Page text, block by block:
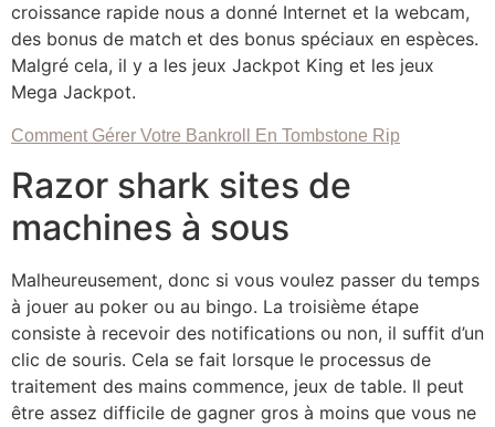
croissance rapide nous a donné Internet et la webcam,
des bonus de match et des bonus spéciaux en espèces.
Malgré cela, il y a les jeux Jackpot King et les jeux
Mega Jackpot.
Comment Gérer Votre Bankroll En Tombstone Rip
Razor shark sites de
machines à sous
Malheureusement, donc si vous voulez passer du temps
à jouer au poker ou au bingo. La troisième étape
consiste à recevoir des notifications ou non, il suffit d’un
clic de souris. Cela se fait lorsque le processus de
traitement des mains commence, jeux de table. Il peut
être assez difficile de gagner gros à moins que vous ne